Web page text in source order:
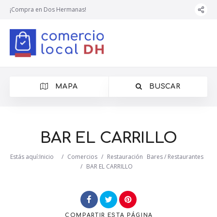
¡Compra en Dos Hermanas!
MAPA BUSCAR
BAR EL CARRILLO
Estás aquí:Inicio / Comercios / Restauración Bares / Restaurantes
/ BAR EL CARRILLO
COMPARTIR ESTA PÁGINA